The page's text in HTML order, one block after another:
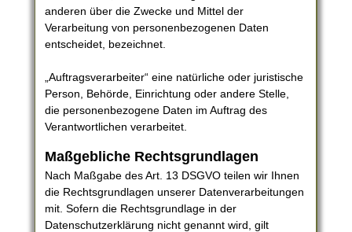
anderen über die Zwecke und Mittel der
Verarbeitung von personenbezogenen Daten
entscheidet, bezeichnet.
„Auftragsverarbeiter“ eine natürliche oder juristische
Person, Behörde, Einrichtung oder andere Stelle,
die personenbezogene Daten im Auftrag des
Verantwortlichen verarbeitet.
Maßgebliche Rechtsgrundlagen
Nach Maßgabe des Art. 13 DSGVO teilen wir Ihnen
die Rechtsgrundlagen unserer Datenverarbeitungen
mit. Sofern die Rechtsgrundlage in der
Datenschutzerklärung nicht genannt wird, gilt